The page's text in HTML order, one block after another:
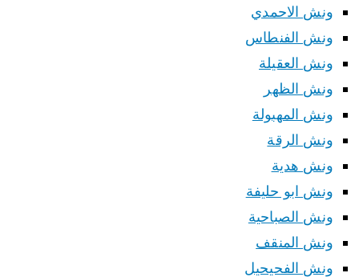
ونش الاحمدي
ونش الفنطاس
ونش العقيلة
ونش الظهر
ونش المهبولة
ونش الرقة
ونش هدية
ونش ابو حليفة
ونش الصباحية
ونش المنقف
ونش الفحيحيل